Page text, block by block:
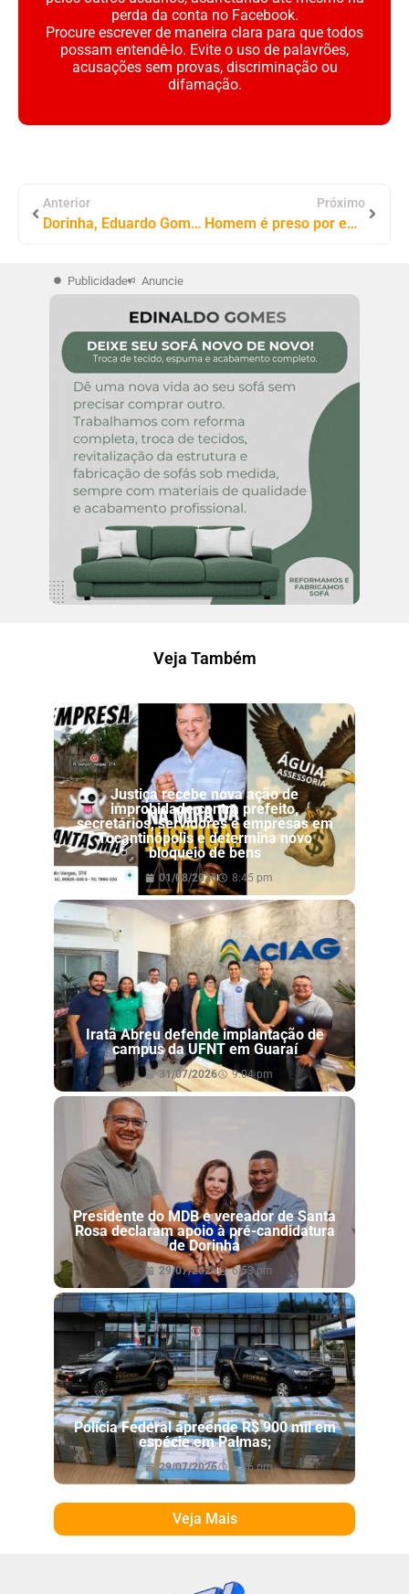
perda da conta no Facebook.
Procure escrever de maneira clara para que todos
possam entendê-lo. Evite o uso de palavrões,
acusações sem provas, discriminação ou
difamação.
Anterior
Dorinha, Eduardo Gomes e Gaguim garantem mais de R$ 86 milhões para municípios do Tocantins
Próximo
Homem é preso por embriaguez ao volante após tentar fugir da polícia em Tocantinópolis
Publicidade Anuncie
Veja Também
Justiça recebe nova ação de
improbidade contra prefeito,
secretários, servidores e empresas em
Tocantinópolis e determina novo
bloqueio de bens
01/08/2026 8:45 pm
Iratã Abreu defende implantação de
campus da UFNT em Guaraí
31/07/2026 9:04 pm
Presidente do MDB e vereador de Santa
Rosa declaram apoio à pré-candidatura
de Dorinha
29/07/2026 6:53 pm
Polícia Federal apreende R$ 900 mil em
espécie em Palmas;
29/07/2026 6:46 pm
Veja Mais